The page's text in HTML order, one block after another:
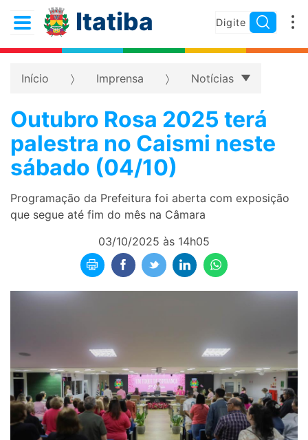
Itatiba
Início Imprensa Notícias
Outubro Rosa 2025 terá
palestra no Caismi neste
sábado (04/10)
Programação da Prefeitura foi aberta com exposição
que segue até fim do mês na Câmara
03/10/2025 às 14h05